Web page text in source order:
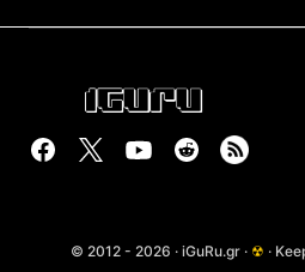
© 2012 - 2026 · iGuRu.gr · ☢ ·